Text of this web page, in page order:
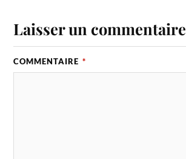
Laisser un commentaire
COMMENTAIRE *